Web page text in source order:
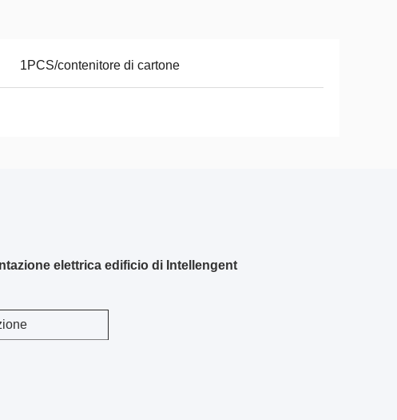
1PCS/contenitore di cartone
elettrica edificio di Intellengent